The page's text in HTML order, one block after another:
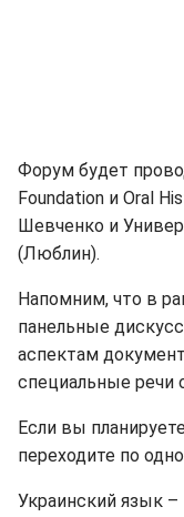
Форум будет
Foundation и Oral
Шевченко и
(Люблин).
Напомним, что в
панельные
аспектам
специальные речи
Если вы
переходите по
Украинский язык –